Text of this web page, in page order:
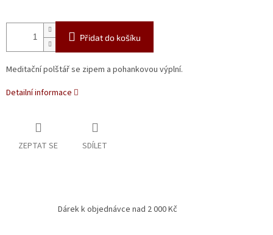
Přidat do košíku
Meditační polštář se zipem a pohankovou výplní.
Detailní informace
ZEPTAT SE SDÍLET
Dárek k objednávce nad 2 000 Kč